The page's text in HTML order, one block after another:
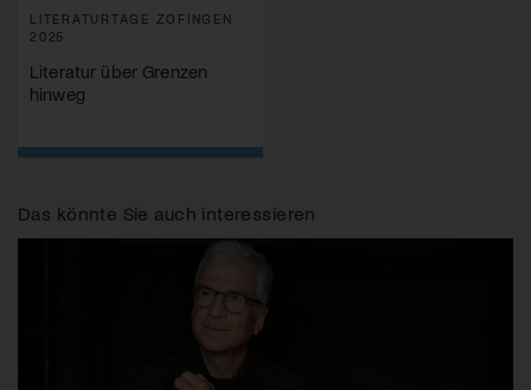
LITERATURTAGE ZOFINGEN
2025
Literatur über Grenzen
hinweg
Das könnte Sie auch interessieren